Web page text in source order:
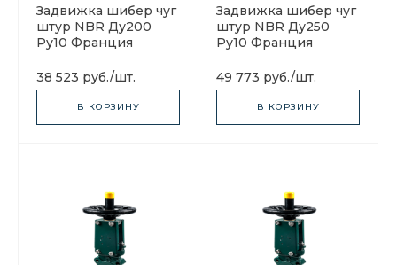
Задвижка шибер чуг
штур NBR Ду200
Ру10 Франция
38 523 руб./шт.
В КОРЗИНУ
Задвижка шибер чуг
штур NBR Ду250
Ру10 Франция
49 773 руб./шт.
В КОРЗИНУ